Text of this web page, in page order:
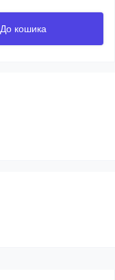
До кошика